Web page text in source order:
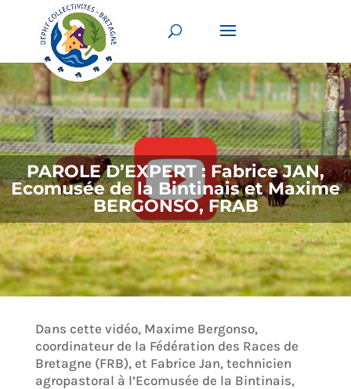
PAROLE D’EXPERT : Fabrice JAN,
Ecomusée de la Bintinais et Maxime
BERGONSO, FRAB
Dans cette vidéo, Maxime Bergonso,
coordinateur de la Fédération des Races de
Bretagne (FRB), et Fabrice Jan, technicien
agropastoral à l’Ecomusée de la Bintinais,